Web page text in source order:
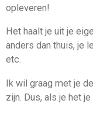
opleveren!
Het haalt je uit je
anders dan thuis, je
etc.
Ik wil graag met je
zijn. Dus, als je het